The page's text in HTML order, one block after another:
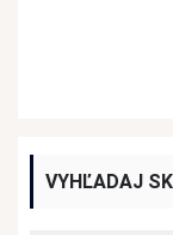
VYHĽADAJ